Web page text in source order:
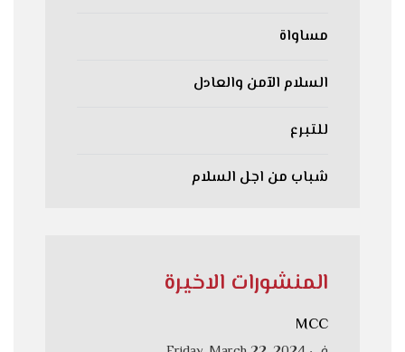
مساواة
السلام الآمن والعادل
للتبرع
شباب من اجل السلام
المنشورات الاخيرة
MCC